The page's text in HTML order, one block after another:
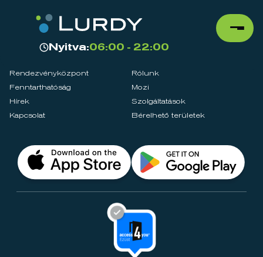
Nyitva:06:00 - 22:00
Rendezvényközpont
Rólunk
Fenntarthatóság
Mozi
Hírek
Szolgáltatások
Kapcsolat
Bérelhető területek